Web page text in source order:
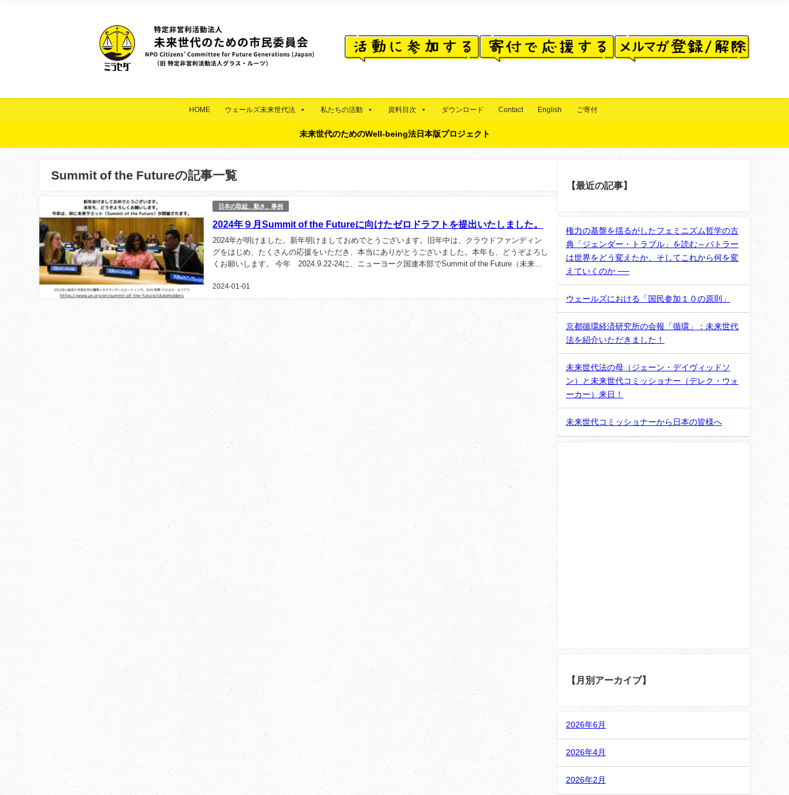
HOME ウェールズ未来世代法 私たちの活動 資料目次 ダウンロード Contact English ご寄付
未来世代のためのWell-being法日本版プロジェクト
Summit of the Futureの記事一覧
日本の取組、動き、事例
2024年９月Summit of the Futureに向けたゼロドラフトを提出いたしました。
2024-01-01
2024年が明けました。新年明けましておめでとうございます。旧年中は、クラウドファンディン
グをはじめ、たくさんの応援をいただき、本当にありがとうございました。本年も、どうぞよろし
くお願いします。 今年 2024.9.22-24に、ニューヨーク国連本部でSummit of the Future（未来サ
【最近の記事】
権力の基盤を揺るがしたフェミニズム哲学の古
典「ジェンダー・トラブル」を読む～バトラー
は世界をどう変えたか、そしてこれから何を変
えていくのか ──
ウェールズにおける「国民参加１０の原則」
京都循環経済研究所の会報「循環」：未来世代
法を紹介いただきました！
未来世代法の母（ジェーン・デイヴィッドソ
ン）と未来世代コミッショナー（デレク・ウォ
ーカー）来日！
未来世代コミッショナーから日本の皆様へ
【月別アーカイブ】
2026年6月
2026年4月
2026年2月